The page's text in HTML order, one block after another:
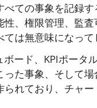
ての事象を記録
、権限管理、監
は無意味になって
ード、KPIポータ
た事象、そして
れており、チャ